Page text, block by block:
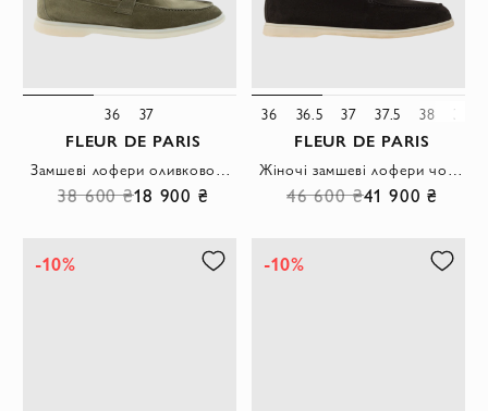
36 37
FLEUR DE PARIS
38 600 ₴18 900 ₴
36 36.5 37 37.5 38 38.5
FLEUR DE PARIS
46 600 ₴41 900 ₴
-10% -10%